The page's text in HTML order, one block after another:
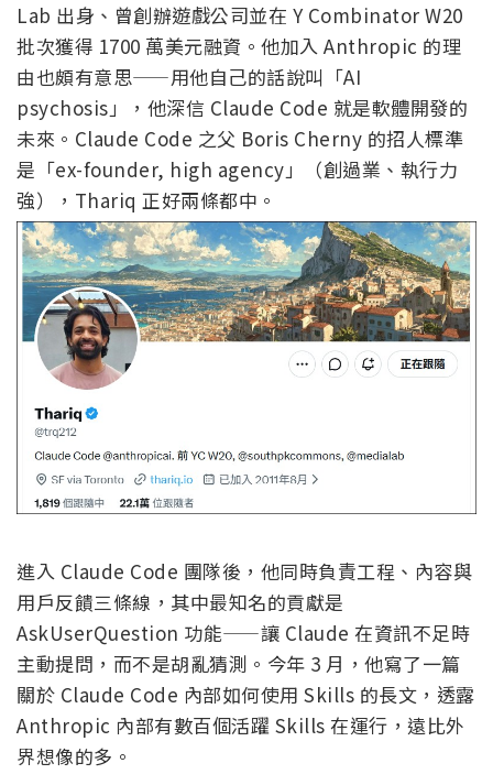
Lab 出身、曾創辦遊戲公司並在 Y Combinator W20
批次獲得 1700 萬美元融資。他加入 Anthropic 的理
由也頗有意思——用他自己的話說叫「AI
psychosis」，他深信 Claude Code 就是軟體開發的
未來。Claude Code 之父 Boris Cherny 的招人標準
是「ex-founder, high agency」（創過業、執行力
強），Thariq 正好兩條都中。
進入 Claude Code 團隊後，他同時負責工程、內容與
用戶反饋三條線，其中最知名的貢獻是
AskUserQuestion 功能——讓 Claude 在資訊不足時
主動提問，而不是胡亂猜測。今年 3 月，他寫了一篇
關於 Claude Code 內部如何使用 Skills 的長文，透露
Anthropic 內部有數百個活躍 Skills 在運行，遠比外
界想像的多。